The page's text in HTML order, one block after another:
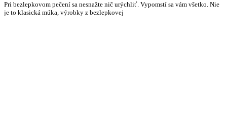
Pri bezlepkovom pečení sa nesnažte nič urýchliť. Vypomstí sa vám všetko. Nie
je to klasická múka, výrobky z bezlepkovej